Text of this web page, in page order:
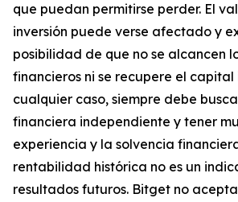
que puedan permitirse perder. El
inversión puede verse afectado y
posibilidad de que no se alcancen
financieros ni se recupere el capital
cualquier caso, siempre debe
financiera independiente y tener
experiencia y la solvencia
rentabilidad histórica no es un
resultados futuros. Bitget no